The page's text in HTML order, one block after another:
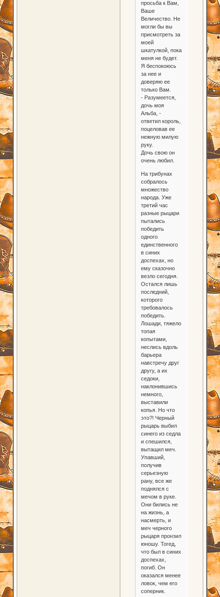
просьба к Вам,
Ваше
Величество. Не
могли бы вы
присмотреть за
моей
шкатулкой, пока
меня не будет.
Я беспокоюсь
за нее и
доверяю ее
только Вам.
- Разумеется,
дочь моя
Альба, -
ответил король,
поцеловав ее
нежную милую
руку.
Дочь свою он
очень любил.
На трибунах
собралось
множество
народа. Уже
третий час
разные рыцари
пытались
победить
одного
единственного
в синих
доспехах, но
ему сказочно
везло сегодня.
Остался лишь
последний,
которого
требовалось
победить.
Лошади, тяжело
топая
копытами,
неслись вдоль
барьера
навстречу друг
другу, а их
седоки,
наклонившись
немного,
выставили
копья. Но что
это?! Черный
рыцарь выбил
синего из седла
и спешился,
вытащил меч.
Упавший,
получив
серьезную
рану, все же
поднялся с
мечом в руке.
Они бились не
на жизнь, а
насмерть, и
меч черного
рыцаря пронзил
юношу. Тогед,
что был в синих
доспехах,
погиб. Он
оказался менее
ловок, чем его
соперник.